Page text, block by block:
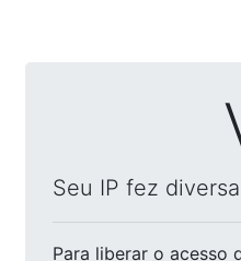
Seu IP fez
Para liberar o acesso